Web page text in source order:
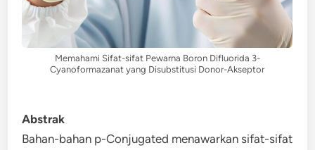
Memahami Sifat-sifat Pewarna Boron Difluorida 3-
Cyanoformazanat yang Disubstitusi Donor-Akseptor
Abstrak
Bahan-bahan p-Conjugated menawarkan sifat-sifat